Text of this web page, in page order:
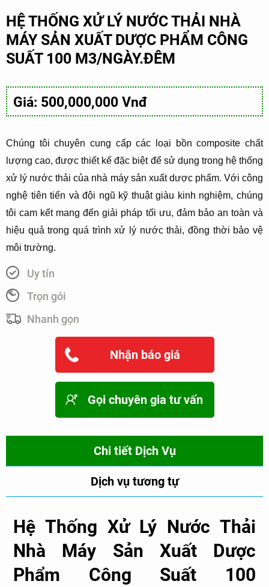
HỆ THỐNG XỬ LÝ NƯỚC THẢI NHÀ
MÁY SẢN XUẤT DƯỢC PHẨM CÔNG
SUẤT 100 M3/NGÀY.ĐÊM
Giá: 500,000,000 Vnđ
Chúng tôi chuyên cung cấp các loại bồn composite chất
lượng cao, được thiết kế đặc biệt để sử dụng trong hệ thống
xử lý nước thải của nhà máy sản xuất dược phẩm. Với công
nghệ tiên tiến và đội ngũ kỹ thuật giàu kinh nghiệm, chúng
tôi cam kết mang đến giải pháp tối ưu, đảm bảo an toàn và
hiệu quả trong quá trình xử lý nước thải, đồng thời bảo vệ
môi trường.
Uy tín
Trọn gói
Nhanh gọn
Nhận báo giá
Gọi chuyên gia tư vấn
Chi tiết Dịch Vụ
Dịch vụ tương tự
Hệ Thống Xử Lý Nước Thải
Nhà Máy Sản Xuất Dược
Phẩm Công Suất 100